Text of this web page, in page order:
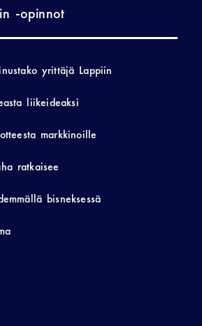
-opinnot
yrittäjä Lappiin
liikeideaksi
markkinoille
ratkaisee
bisneksessä